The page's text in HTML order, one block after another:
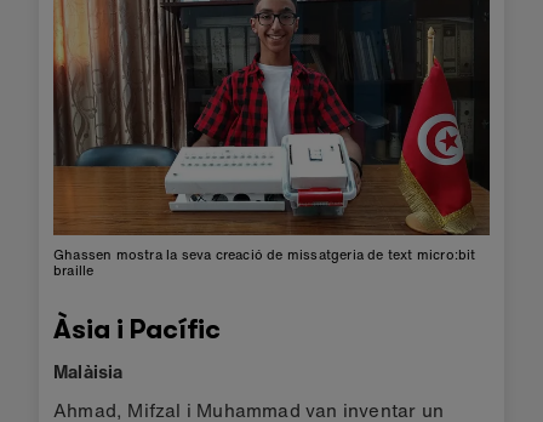
Ghassen mostra la seva creació de missatgeria de text micro:bit
braille
Àsia i Pacífic
Malàisia
Ahmad, Mifzal i Muhammad van inventar un